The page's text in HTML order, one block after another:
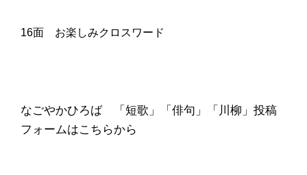
16面 お楽しみクロスワード
なごやかひろば 「短歌」「俳句」「川柳」投稿
フォームはこちらから